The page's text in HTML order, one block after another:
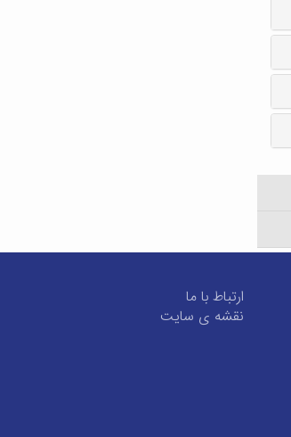
ارتباط با ما
نقشه ی سایت